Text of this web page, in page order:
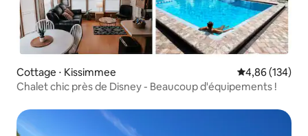
Cottage ⋅ Kissimmee Évaluation
4,86 (134)
Chalet chic près de Disney - Beaucoup d'équipements !